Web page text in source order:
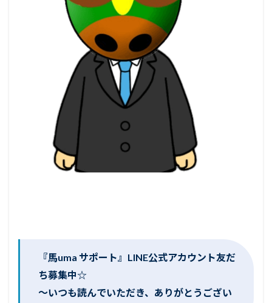
『馬uma サポート』LINE公式アカウント友だ
ち募集中☆
～いつも読んでいただき、ありがとうござい